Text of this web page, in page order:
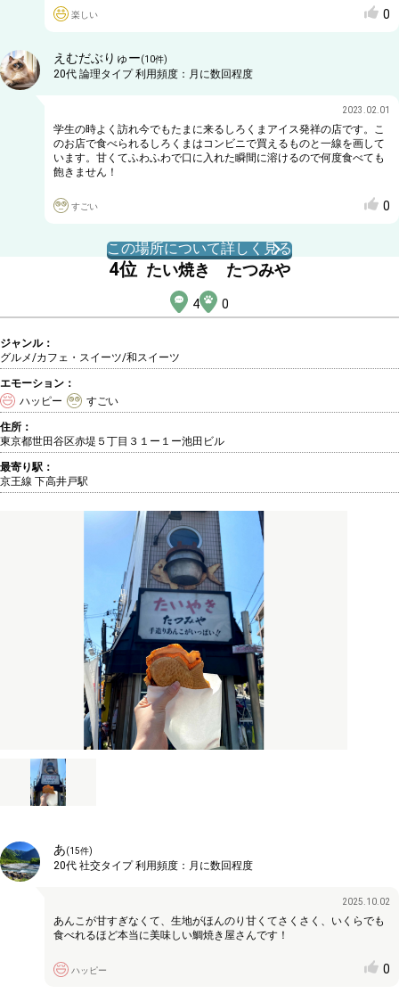
楽しい 0
えむだぶりゅー(10件)
20代 論理タイプ利用頻度： 月に数回程度
2023.02.01
学生の時よく訪れ今でもたまに来るしろくまアイス発祥の店です。こ
のお店で食べられるしろくまはコンビニで買えるものと一線を画して
います。甘くてふわふわで口に入れた瞬間に溶けるので何度食べても
飽きません！
すごい 0
この場所について詳しく見る
4位 たい焼き たつみや
4 0
ジャンル：
グルメ/カフェ・スイーツ/和スイーツ
エモーション：
ハッピー
すごい
住所：
東京都世田谷区赤堤５丁目３１ー１ー池田ビル
最寄り駅：
京王線 下高井戸駅
あ(15件)
20代 社交タイプ利用頻度： 月に数回程度
2025.10.02
あんこが甘すぎなくて、生地がほんのり甘くてさくさく、いくらでも
食べれるほど本当に美味しい鯛焼き屋さんです！
ハッピー 0